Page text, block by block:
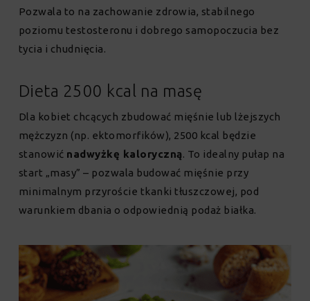
Pozwala to na zachowanie zdrowia, stabilnego
poziomu testosteronu i dobrego samopoczucia bez
tycia i chudnięcia.
Dieta 2500 kcal na masę
Dla kobiet chcących zbudować mięśnie lub lżejszych
mężczyzn (np. ektomorfików), 2500 kcal będzie
stanowić nadwyżkę kaloryczną. To idealny pułap na
start „masy” – pozwala budować mięśnie przy
minimalnym przyroście tkanki tłuszczowej, pod
warunkiem dbania o odpowiednią podaż białka.